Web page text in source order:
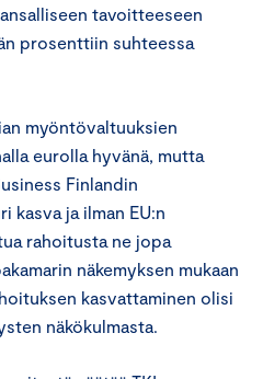
tavoitteeseen
prosenttiin suhteessa
myöntövaltuuksien
eurolla hyvänä, mutta
Finlandin
kasva ja ilman EU:n
rahoitusta ne jopa
näkemyksen mukaan
kasvattaminen olisi
näkökulmasta.